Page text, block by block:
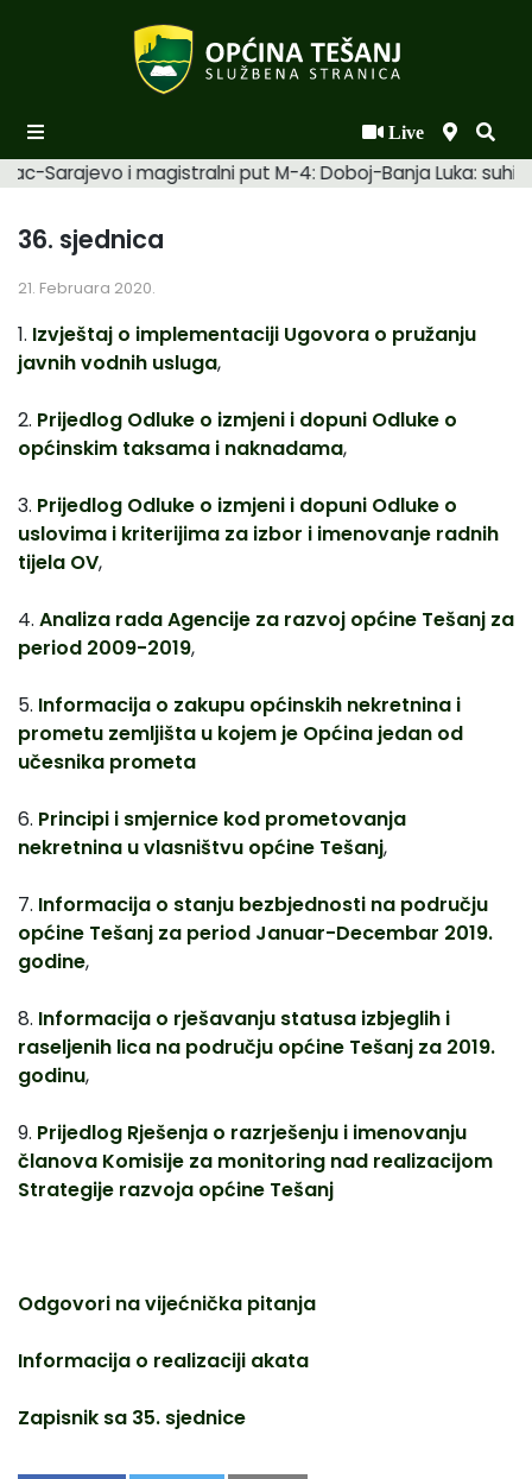
Live
Podaci o Općini
Biznis
Općinski načelnik
Uprava
Sarajevo i magistralni put M-4: Doboj-Banja Luka:
36. sjednica
21. Februara 2020.
1. Izvještaj o implementaciji Ugovora o pružanju
javnih vodnih usluga,
2. Prijedlog Odluke o izmjeni i dopuni Odluke o
općinskim taksama i naknadama,
3. Prijedlog Odluke o izmjeni i dopuni Odluke o
uslovima i kriterijima za izbor i imenovanje radnih
tijela OV,
4. Analiza rada Agencije za razvoj općine Tešanj za
period 2009-2019,
5. Informacija o zakupu općinskih nekretnina i
prometu zemljišta u kojem je Općina jedan od
učesnika prometa
6. Principi i smjernice kod prometovanja
nekretnina u vlasništvu općine Tešanj,
7. Informacija o stanju bezbjednosti na području
općine Tešanj za period Januar-Decembar 2019.
godine,
8. Informacija o rješavanju statusa izbjeglih i
raseljenih lica na području općine Tešanj za 2019.
godinu,
9. Prijedlog Rješenja o razrješenju i imenovanju
članova Komisije za monitoring nad realizacijom
Strategije razvoja općine Tešanj
Odgovori na vijećnička pitanja
Informacija o realizaciji akata
Zapisnik sa 35. sjednice